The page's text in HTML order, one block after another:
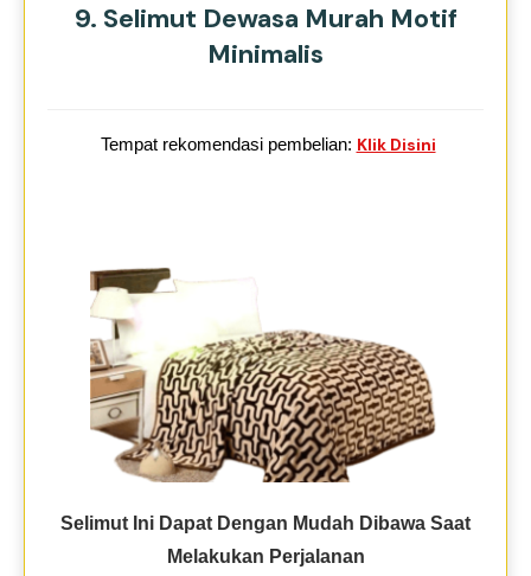
9. Selimut Dewasa Murah Motif
Minimalis
Tempat rekomendasi pembelian: Klik Disini
Selimut Ini Dapat Dengan Mudah Dibawa Saat
Melakukan Perjalanan